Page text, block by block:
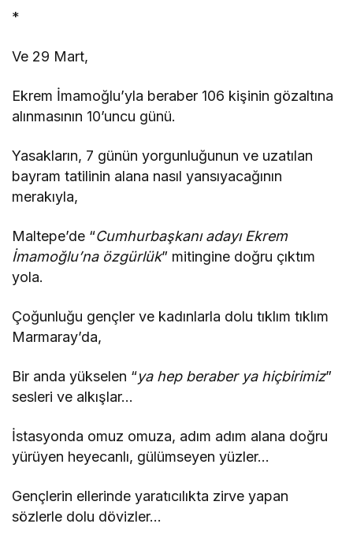
*
Ve 29 Mart,
Ekrem İmamoğlu’yla beraber 106 kişinin gözaltına
alınmasının 10’uncu günü.
Yasakların, 7 günün yorgunluğunun ve uzatılan
bayram tatilinin alana nasıl yansıyacağının
merakıyla,
Maltepe’de “Cumhurbaşkanı adayı Ekrem
İmamoğlu’na özgürlük” mitingine doğru çıktım
yola.
Çoğunluğu gençler ve kadınlarla dolu tıklım tıklım
Marmaray’da,
Bir anda yükselen “ya hep beraber ya hiçbirimiz”
sesleri ve alkışlar…
İstasyonda omuz omuza, adım adım alana doğru
yürüyen heyecanlı, gülümseyen yüzler…
Gençlerin ellerinde yaratıcılıkta zirve yapan
sözlerle dolu dövizler…